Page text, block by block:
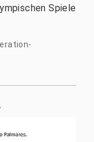
Spiele